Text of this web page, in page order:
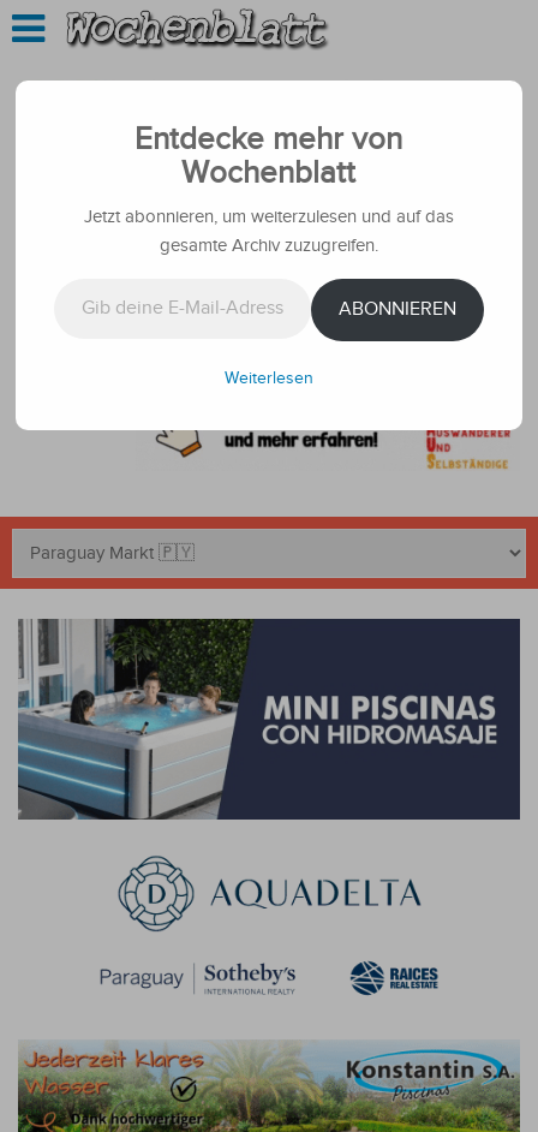
Entdecke mehr von
Wochenblatt
Jetzt abonnieren, um weiterzulesen und auf das
gesamte Archiv zuzugreifen.
ABONNIEREN
Weiterlesen